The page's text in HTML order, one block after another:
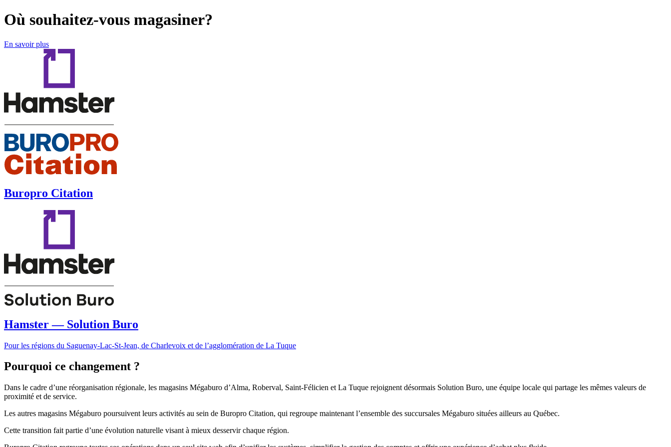
Où souhaitez-vous magasiner?
En savoir plus
Buropro Citation
Hamster — Solution Buro
Pour les régions du Saguenay-Lac-St-Jean, de Charlevoix et de l’agglomération de La Tuque
Pourquoi ce changement ?
Dans le cadre d’une réorganisation régionale, les magasins Mégaburo d’Alma, Roberval, Saint-Félicien et La Tuque rejoignent désormais Solution Buro, une équipe locale qui partage les mêmes valeurs de
proximité et de service.
Les autres magasins Mégaburo poursuivent leurs activités au sein de Buropro Citation, qui regroupe maintenant l’ensemble des succursales Mégaburo situées ailleurs au Québec.
Cette transition fait partie d’une évolution naturelle visant à mieux desservir chaque région.